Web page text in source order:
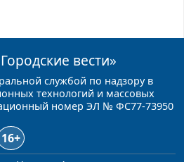
вести»
службой по надзору в
технологий и массовых
номер ЭЛ № ФС77-73950
16+